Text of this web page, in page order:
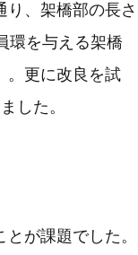
、架橋部の長さ
環を与える架橋
。更に改良を試
した。
が課題でした。